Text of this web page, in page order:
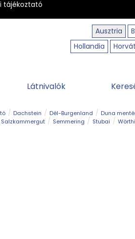
tájékoztató
Ausztria
Hollandia
Látnivalók
Dachstein Dél-Burgenland Duna
Salzkammergut Semmering Stubai